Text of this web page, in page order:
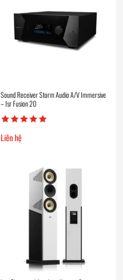
Sound Receiver Storm Audio A/V Immersive
– Isr Fusion 20
Liên hệ